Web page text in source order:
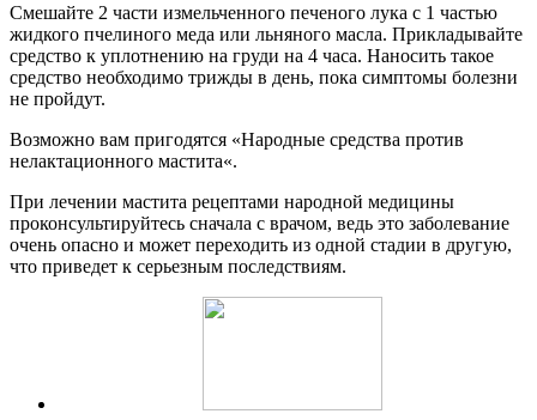
Смешайте 2 части измельченного печеного лука с 1 частью
жидкого пчелиного меда или льняного масла. Прикладывайте
средство к уплотнению на груди на 4 часа. Наносить такое
средство необходимо трижды в день, пока симптомы болезни
не пройдут.
Возможно вам пригодятся «Народные средства против
нелактационного мастита«.
При лечении мастита рецептами народной медицины
проконсультируйтесь сначала с врачом, ведь это заболевание
очень опасно и может переходить из одной стадии в другую,
что приведет к серьезным последствиям.